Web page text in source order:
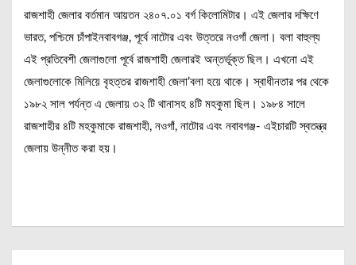
রাজশাহী জেলার বর্তমান আয়তন ২৪০৭.০১ বর্গ কিলোমিটার। এই জেলার দক্ষিণে
ভারত, পশ্চিমে চাঁপাইনবাবগঞ্জ, পূর্বে নাটোর এবং উত্তরে নওগাঁ জেলা। বলা বাহুল্য
এই প্রতিবেশী জেলাগুলো পূর্বে রাজশাহী জেলারই অন্তর্ভূক্ত ছিল। এখনো এই
জেলাগুলোকে মিলিয়ে বৃহত্তর রাজশাহী জেলা’বলা হয়ে থাকে। স্বাধীনতার পর থেকে
১৯৮২ সাল পর্যন্ত এ জেলায় ৩২ টি থানাসহ ৪টি মহকুমা ছিল। ১৯৮৪ সালে
রাজশাহীর ৪টি মহকুমাকে রাজশাহী, নওগাঁ, নাটোর এবং নবাবগঞ্জ- এইচারটি স্বতন্ত্র
জেলায় উন্নীত করা হয়।